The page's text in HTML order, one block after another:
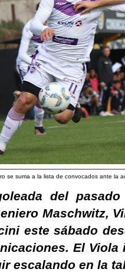
se suma a la lista de convocados ante la
del
Maschwitz,
este sábado
El
escalando en la